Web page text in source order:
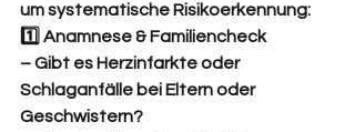
um systematische Risikoerkennung:
1️⃣ Anamnese & Familiencheck
– Gibt es Herzinfarkte oder
Schlaganfälle bei Eltern oder
Geschwistern?